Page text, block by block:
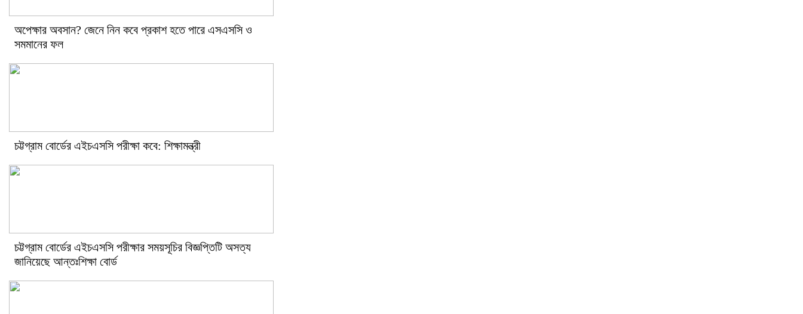
অপেক্ষার অবসান? জেনে নিন কবে প্রকাশ হতে পারে এসএসসি ও
সমমানের ফল
চট্টগ্রাম বোর্ডের এইচএসসি পরীক্ষা কবে: শিক্ষামন্ত্রী
চট্টগ্রাম বোর্ডের এইচএসসি পরীক্ষার সময়সূচির বিজ্ঞপ্তিটি অসত্য
জানিয়েছে আন্তঃশিক্ষা বোর্ড